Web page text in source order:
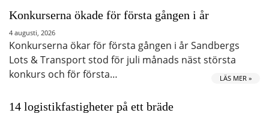
Konkurserna ökade för första gången i år
4 augusti, 2026
Konkurserna ökar för första gången i år Sandbergs
Lots & Transport stod för juli månads näst största
konkurs och för första…
LÄS MER »
14 logistikfastigheter på ett bräde